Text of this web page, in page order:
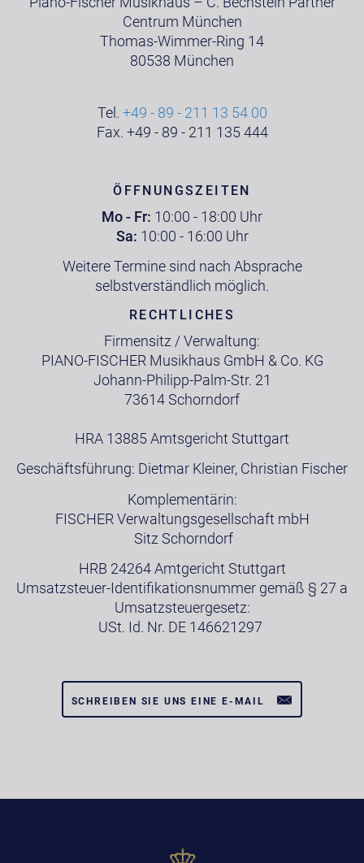
Centrum München
Thomas-Wimmer-Ring 14
80538 München
Tel. +49 - 89 - 211 13 54 00
Fax. +49 - 89 - 211 135 444
ÖFFNUNGSZEITEN
Mo - Fr: 10:00 - 18:00 Uhr
Sa: 10:00 - 16:00 Uhr
Weitere Termine sind nach Absprache
selbstverständlich möglich.
RECHTLICHES
Firmensitz / Verwaltung:
PIANO-FISCHER Musikhaus GmbH & Co. KG
Johann-Philipp-Palm-Str. 21
73614 Schorndorf
HRA 13885 Amtsgericht Stuttgart
Geschäftsführung: Dietmar Kleiner, Christian Fischer
Komplementärin:
FISCHER Verwaltungsgesellschaft mbH
Sitz Schorndorf
HRB 24264 Amtgericht Stuttgart
Umsatzsteuer-Identifikationsnummer gemäß § 27 a
Umsatzsteuergesetz:
USt. Id. Nr. DE 146621297
SCHREIBEN SIE UNS EINE E-MAIL